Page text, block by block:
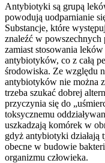
Antybiotyki są grupą
powodują uodparnianie
Substancje, które
znaleźć w
zamiast stosowania
antybiotyków, co z całą
środowiska. Ze względu
antybiotyków nie można
trzeba szukać dobrej
przyczynia się do
toksycznemu
uszkadzają komórek w
gdyż antybiotyki działają
obecne w budowie
organizmu człowieka.